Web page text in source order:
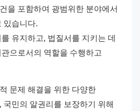
을 포함하여 광범위한 분야에서
있습니다.
유지하고, 법질서를 지키는 데
으로서의 역할을 수행하고
문제 해결을 위한 다양한
민의 알권리를 보장하기 위해